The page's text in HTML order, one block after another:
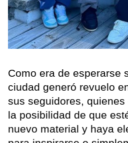
Como era de esperarse
ciudad generó revuelo
sus seguidores,
la posibilidad de que
nuevo material y haya